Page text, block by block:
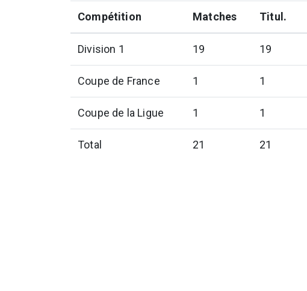
Compétition Matches Titul.
Division 1 19 19
Coupe de France 1 1
Coupe de la Ligue 1 1
Total 21 21